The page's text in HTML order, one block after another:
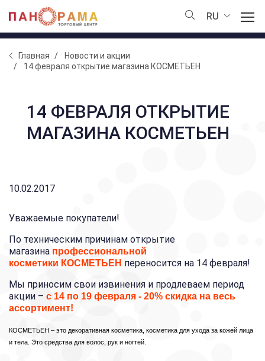
RU
Главная
Новости и акции
14 февраля открытие магазина КОСМЕТЬЕН
14 ФЕВРАЛЯ ОТКРЫТИЕ
МАГАЗИНА КОСМЕТЬЕН
10.02.2017
Уважаемые покупатели!
По техническим причинам открытие
магазина профессиональной
косметики КОСМЕТЬЕН переносится на 14 февраля!
Мы приносим свои извинения и продлеваем период
акции – с 14 по 19 февраля - 20% скидка на весь
ассортимент!
КОСМЕТЬЕН – это декоративная косметика, косметика для ухода за кожей лица
и тела. Это средства для волос, рук и ногтей.